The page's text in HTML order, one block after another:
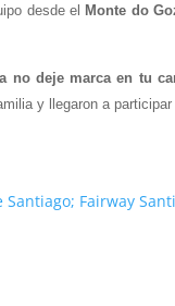
desde el Monte do
no deje marca en tu
y llegaron a
Santiago; Fairway